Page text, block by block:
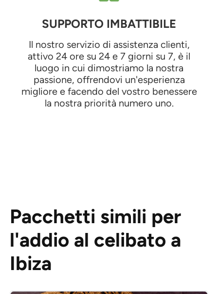
SUPPORTO IMBATTIBILE
Il nostro servizio di assistenza clienti,
attivo 24 ore su 24 e 7 giorni su 7, è il
luogo in cui dimostriamo la nostra
passione, offrendovi un'esperienza
migliore e facendo del vostro benessere
la nostra priorità numero uno.
Pacchetti simili per
l'addio al celibato a
Ibiza